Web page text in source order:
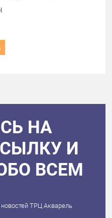
НА
И
ВСЕМ
новостей ТРЦ Акварель